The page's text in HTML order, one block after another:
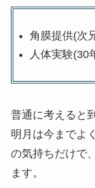
角膜提供(次
人体実験(30
普通に考えると
明月は今までよ
の気持ちだけで
ます。